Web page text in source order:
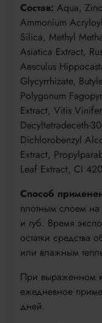
Состав: Aqua,
Ammonium
Silica, Methyl
Asiatica Extract,
Aesculus
Glycyrrhizate,
Polygonum
Extract, Vitis
Decyltetradeceth-
Dichlorobenzyl
Extract,
Leaf Extract, CI
Способ
плотным слоем на
и губ. Время
остатки средства
или влажным
При выраженном
ежедневное
дней.